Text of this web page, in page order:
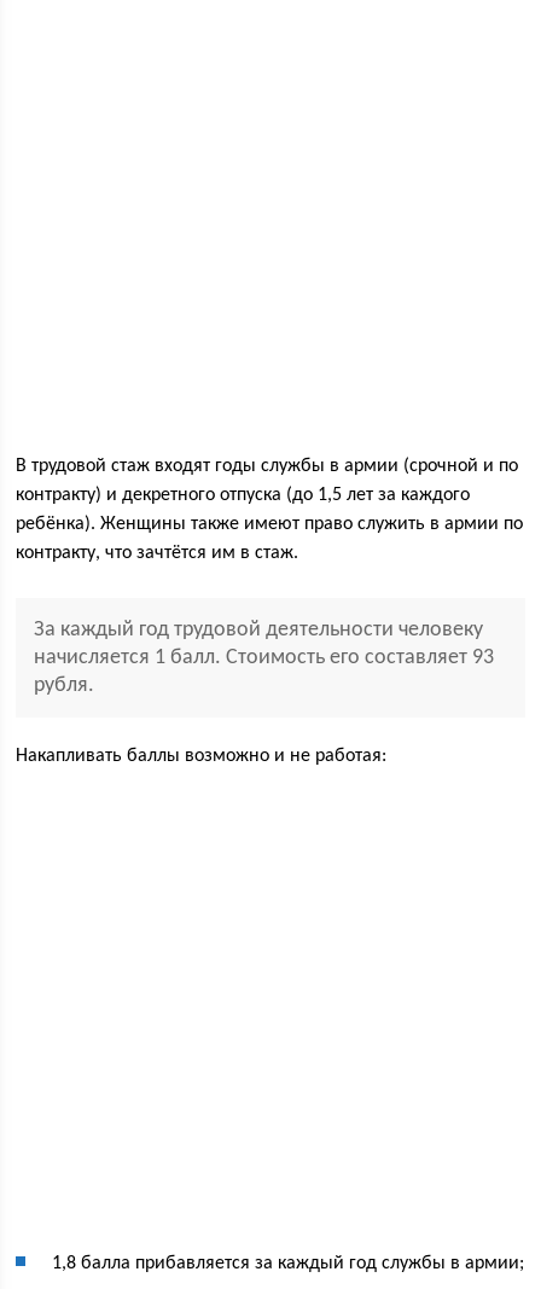
В трудовой стаж входят годы службы в армии (срочной и по
контракту) и декретного отпуска (до 1,5 лет за каждого
ребёнка). Женщины также имеют право служить в армии по
контракту, что зачтётся им в стаж.
За каждый год трудовой деятельности человеку
начисляется 1 балл. Стоимость его составляет 93
рубля.
Накапливать баллы возможно и не работая:
1,8 балла прибавляется за каждый год службы в армии;